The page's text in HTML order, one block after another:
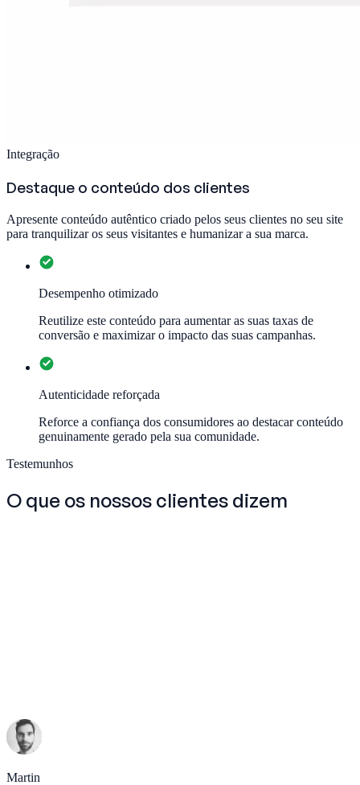
Integração
Destaque o conteúdo dos clientes
Apresente conteúdo autêntico criado pelos seus clientes no seu site
para tranquilizar os seus visitantes e humanizar a sua marca.
Desempenho otimizado
Reutilize este conteúdo para aumentar as suas taxas de
conversão e maximizar o impacto das suas campanhas.
Autenticidade reforçada
Reforce a confiança dos consumidores ao destacar conteúdo
genuinamente gerado pela sua comunidade.
Testemunhos
O que os nossos clientes dizem
Martin